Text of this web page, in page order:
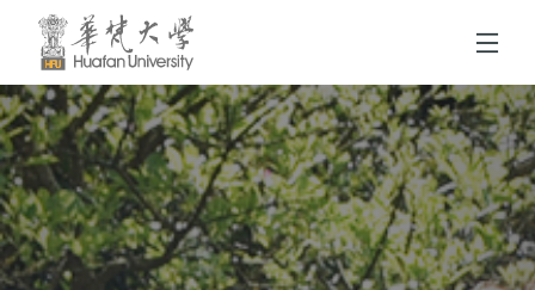
跳到頁面主要內容區